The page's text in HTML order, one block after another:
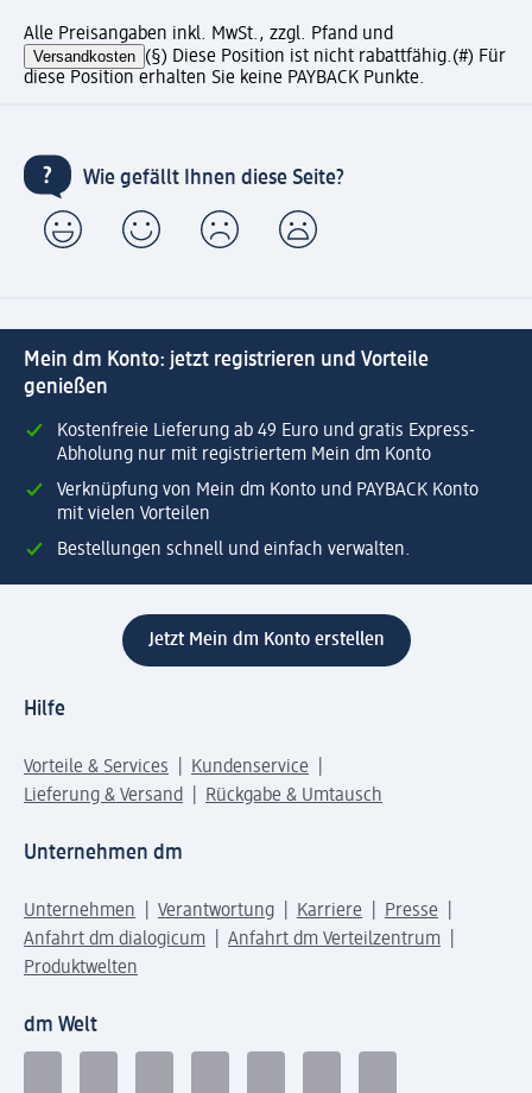
Alle Preisangaben inkl. MwSt., zzgl. Pfand und
Versandkosten (§) Diese Position ist nicht rabattfähig.(#) Für
diese Position erhalten Sie keine PAYBACK Punkte.
Wie gefällt Ihnen diese Seite?
Mein dm Konto: jetzt registrieren und Vorteile
genießen
Kostenfreie Lieferung ab 49 Euro und gratis Express-
Abholung nur mit registriertem Mein dm Konto
Verknüpfung von Mein dm Konto und PAYBACK Konto
mit vielen Vorteilen
Bestellungen schnell und einfach verwalten.
Jetzt Mein dm Konto erstellen
Hilfe
Vorteile & Services
Kundenservice
Lieferung & Versand
Rückgabe & Umtausch
Unternehmen dm
Unternehmen Verantwortung Karriere
Presse
Anfahrt dm dialogicum
Anfahrt dm Verteilzentrum
Produktwelten
dm Welt